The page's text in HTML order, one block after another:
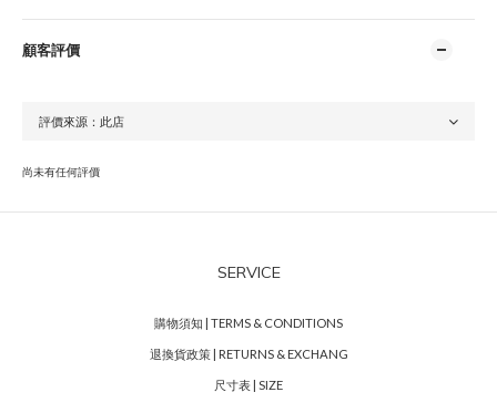
顧客評價
尚未有任何評價
SERVICE
購物須知 | TERMS & CONDITIONS
退換貨政策 | RETURNS & EXCHANG
尺寸表 | SIZE